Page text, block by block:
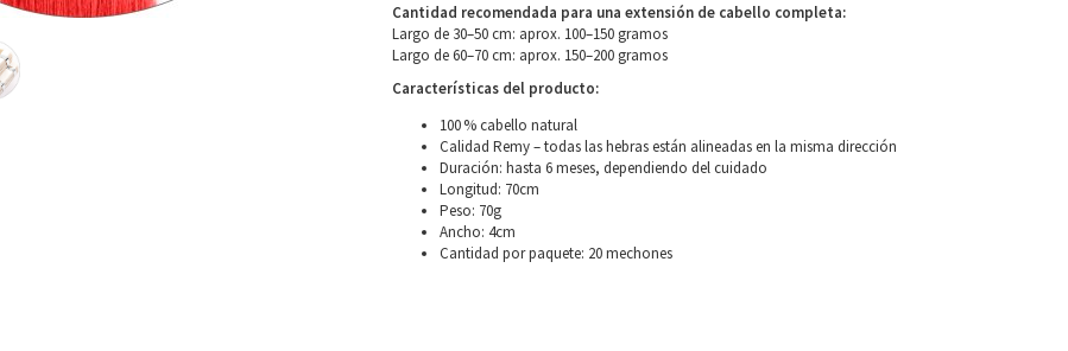
Cantidad recomendada para una extensión de cabello completa:
Largo de 30–50 cm: aprox. 100–150 gramos
Largo de 60–70 cm: aprox. 150–200 gramos
Características del producto:
100 % cabello natural
Calidad Remy – todas las hebras están alineadas en la misma dirección
Duración: hasta 6 meses, dependiendo del cuidado
Longitud: 70cm
Peso: 70g
Ancho: 4cm
Cantidad por paquete: 20 mechones